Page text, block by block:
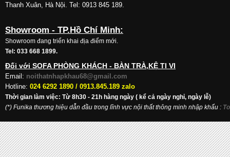
Thanh Xuân, Hà Nội. Tel: 0913 845 189.
Showroom - TP.Hồ Chí Minh:
Showroom đang triển khai địa điểm mới.
Tel: 033 668 1899.
Đối với SOFA PHÒNG KHÁCH - BÀN TRÀ,KỆ TI VI
Email: noithatnhapkhau68@gmail.com
Hotline: 024 6292 1890 / 0913.845.189 zalo
Thời gian làm việc: Từ 8h30 - 21h hàng ngày ( kể cả ngày nghỉ, ngày lễ)
(*) Funika thương hiệu dẫn đầu trong lĩnh vực nội thất thông minh nhập khẩu :